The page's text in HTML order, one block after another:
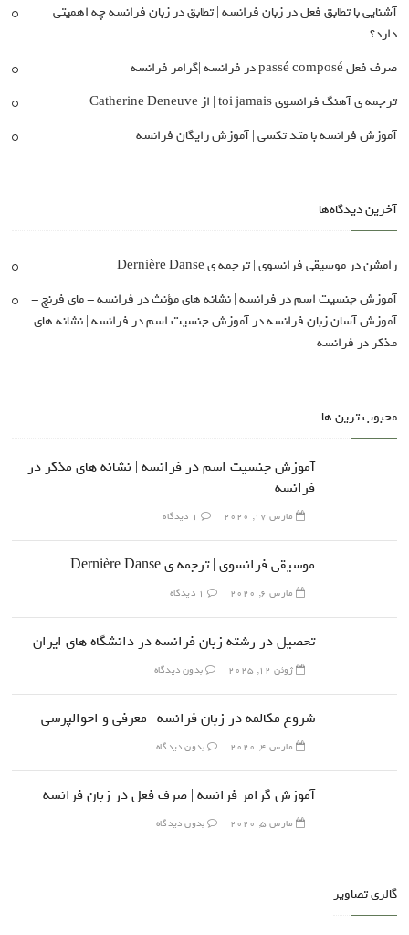
آشنایی با تطابق فعل در زبان فرانسه | تطابق در زبان فرانسه چه اهمیتی
دارد؟
صرف فعل passé composé در فرانسه |گرامر فرانسه
ترجمه ی آهنگ فرانسوی toi jamais | از Catherine Deneuve
آموزش فرانسه با متد تکسی | آموزش رایگان فرانسه
آخرین دیدگاه‌ها
رامشندرموسیقی فرانسوی | ترجمه ی Dernière Danse
آموزش جنسیت اسم در فرانسه | نشانه های مؤنث در فرانسه - مای فرنچ -
آموزش آسان زبان فرانسهدرآموزش جنسیت اسم در فرانسه | نشانه های
مذکر در فرانسه
محبوب ترین ها
آموزش جنسیت اسم در فرانسه | نشانه های مذکر در
فرانسه
مارس 17, 2020 1 دیدگاه
موسیقی فرانسوی | ترجمه ی Dernière Danse
مارس 6, 2020 1 دیدگاه
تحصیل در رشته زبان فرانسه در دانشگاه های ایران
ژوئن 12, 2025 بدون دیدگاه
شروع مکالمه در زبان فرانسه | معرفی و احوالپرسی
مارس 4, 2020 بدون دیدگاه
آموزش گرامر فرانسه | صرف فعل در زبان فرانسه
مارس 5, 2020 بدون دیدگاه
گالری تصاویر